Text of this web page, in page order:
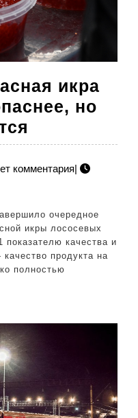
икра
но
Красная
икра
безопаснее,
но
риски
комментария|
очередное
икры лососевых
показателю качества и
продукта на
полностью